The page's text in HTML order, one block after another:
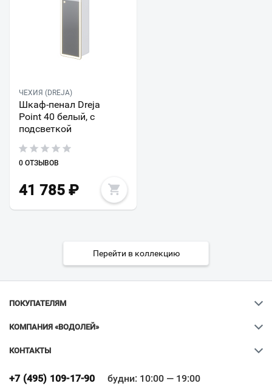
ЧЕХИЯ (DREJA)
Шкаф-пенал Dreja
Point 40 белый, с
подсветкой
0 ОТЗЫВОВ
41 785 ₽
Перейти в коллекцию
ПОКУПАТЕЛЯМ
КОМПАНИЯ «ВОДОЛЕЙ»
КОНТАКТЫ
+7 (495) 109-17-90 будни: 10:00 — 19:00